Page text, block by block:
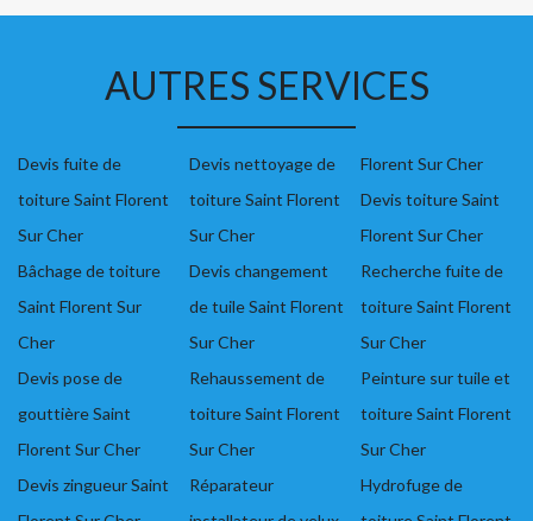
AUTRES SERVICES
Devis fuite de
toiture Saint Florent
Sur Cher
Bâchage de toiture
Saint Florent Sur
Cher
Devis pose de
gouttière Saint
Florent Sur Cher
Devis zingueur Saint
Devis nettoyage de
toiture Saint Florent
Sur Cher
Devis changement
de tuile Saint Florent
Sur Cher
Rehaussement de
toiture Saint Florent
Sur Cher
Réparateur
Florent Sur Cher
Devis toiture Saint
Florent Sur Cher
Recherche fuite de
toiture Saint Florent
Sur Cher
Peinture sur tuile et
toiture Saint Florent
Sur Cher
Hydrofuge de